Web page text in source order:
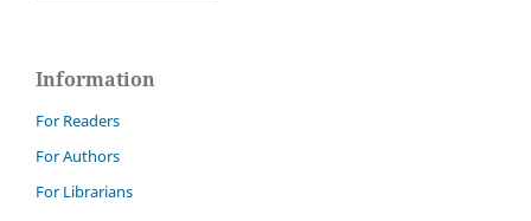
Information
For Readers
For Authors
For Librarians